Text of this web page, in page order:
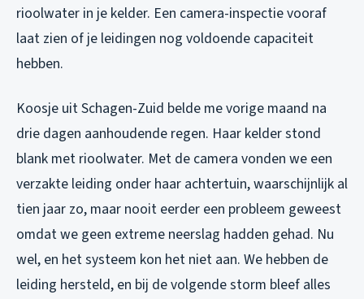
rioolwater in je kelder. Een camera-inspectie vooraf
laat zien of je leidingen nog voldoende capaciteit
hebben.
Koosje uit Schagen-Zuid belde me vorige maand na
drie dagen aanhoudende regen. Haar kelder stond
blank met rioolwater. Met de camera vonden we een
verzakte leiding onder haar achtertuin, waarschijnlijk al
tien jaar zo, maar nooit eerder een probleem geweest
omdat we geen extreme neerslag hadden gehad. Nu
wel, en het systeem kon het niet aan. We hebben de
leiding hersteld, en bij de volgende storm bleef alles